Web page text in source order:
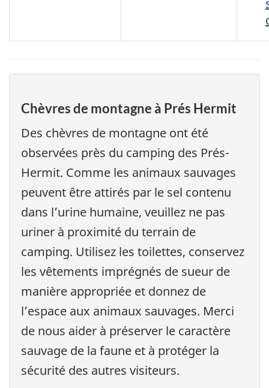
Chèvres de montagne à Prés Hermit
Des chèvres de montagne ont été
observées près du camping des Prés-
Hermit. Comme les animaux sauvages
peuvent être attirés par le sel contenu
dans l’urine humaine, veuillez ne pas
uriner à proximité du terrain de
camping. Utilisez les toilettes, conservez
les vêtements imprégnés de sueur de
manière appropriée et donnez de
l’espace aux animaux sauvages. Merci
de nous aider à préserver le caractère
sauvage de la faune et à protéger la
sécurité des autres visiteurs.